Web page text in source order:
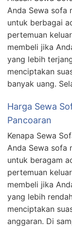
Anda Sewa sofa
untuk berbagai
pertemuan
membeli jika
yang lebih
menciptakan
banyak uang.
Harga Sewa
Pancoaran
Kenapa Sewa
Anda Sewa sofa
untuk beragam
pertemuan
membeli jika
yang lebih
menciptakan
anggaran. Di